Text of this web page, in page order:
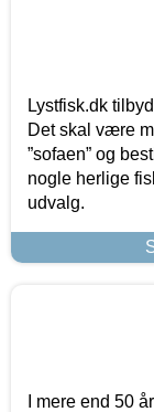
Lystfisk.dk
Det skal være
”sofaen” og
nogle herlige
udvalg.
I mere end 50